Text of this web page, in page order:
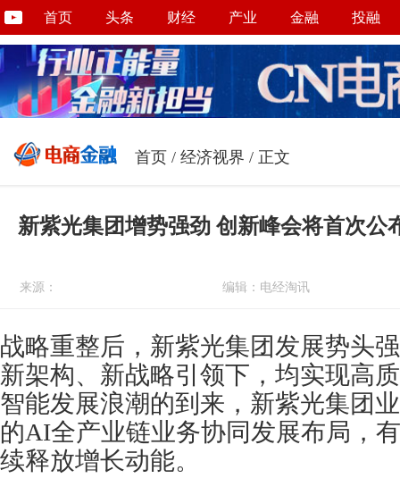
首页 头条 财经 产业 金融 投融
首页 / 经济视界 / 正文
新紫光集团增势强劲 创新峰会将首次公
来源： 编辑：电经淘讯
战略重整后，新紫光集团发展势头
新架构、新战略引领下，均实现高
智能发展浪潮的到来，新紫光集团
的AI全产业链业务协同发展布局，
续释放增长动能。